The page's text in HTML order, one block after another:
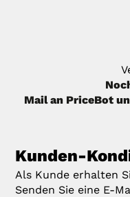
Mail an PriceBot
Kunden-
Als Kunde erhalten
Senden Sie eine E-